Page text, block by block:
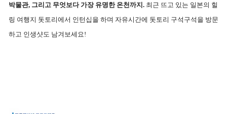
박물관, 그리고 무엇보다 가장 유명한 온천까지. 최근 뜨고 있는 일본의 힐
링 여행지 돗토리에서 인턴십을 하며 자유시간에 돗토리 구석구석을 방문
하고 인생샷도 남겨보세요!